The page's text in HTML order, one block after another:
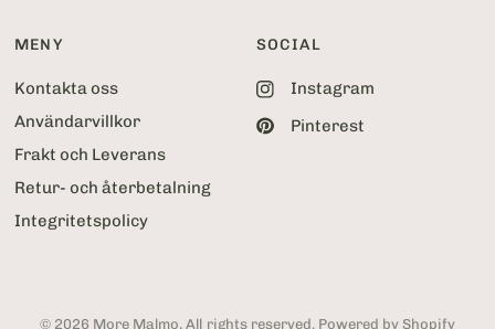
MENY
Kontakta oss
Användarvillkor
Frakt och Leverans
Retur- och återbetalning
Integritetspolicy
SOCIAL
Instagram
Pinterest
© 2026 More Malmo, All rights reserved. Powered by Shopify